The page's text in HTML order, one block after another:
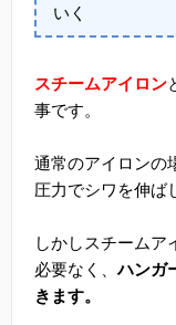
いく
スチームアイロン
事です。
通常のアイロンの
圧力でシワを伸ば
しかしスチームア
必要なく、ハンガ
きます。